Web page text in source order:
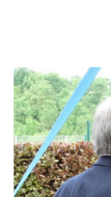
Branding
ARMCHAIR